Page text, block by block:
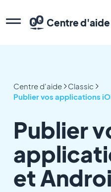
Centre d'aide
Centre d'aide
Classic
Publier vos applications
Publier
et